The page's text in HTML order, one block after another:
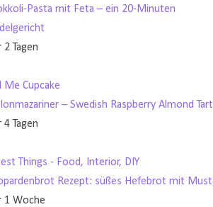
Pasta mit Feta – ein 20-Minuten
2 Tagen
Me Cupcake
– Swedish Raspberry Almond
4 Tagen
Things - Food, Interior, DIY
Rezept: süßes Hefebrot mit
1 Woche